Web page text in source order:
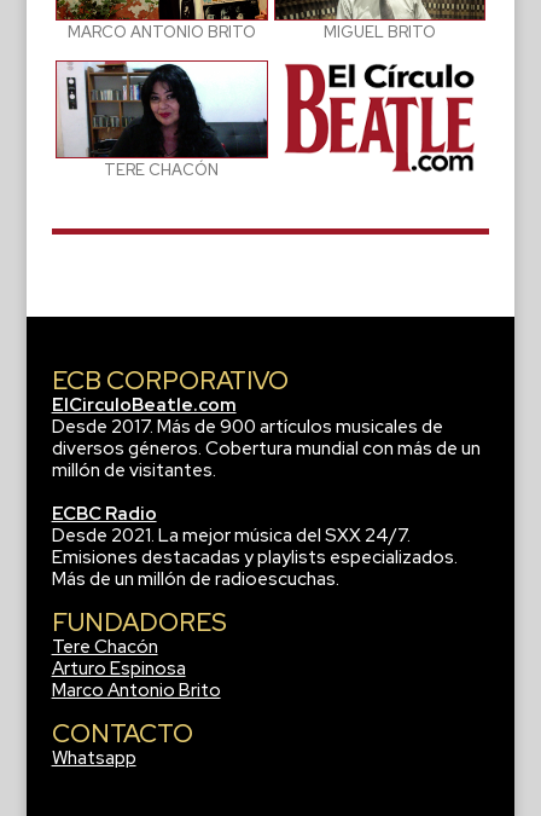
MARCO ANTONIO BRITO MIGUEL BRITO
TERE CHACÓN
ECB CORPORATIVO
ElCirculoBeatle.com
Desde 2017. Más de 900 artículos musicales de
diversos géneros. Cobertura mundial con más de un
millón de visitantes.
ECBC Radio
Desde 2021. La mejor música del SXX 24/7.
Emisiones destacadas y playlists especializados.
Más de un millón de radioescuchas.
FUNDADORES
Tere Chacón
Arturo Espinosa
Marco Antonio Brito
CONTACTO
Whatsapp